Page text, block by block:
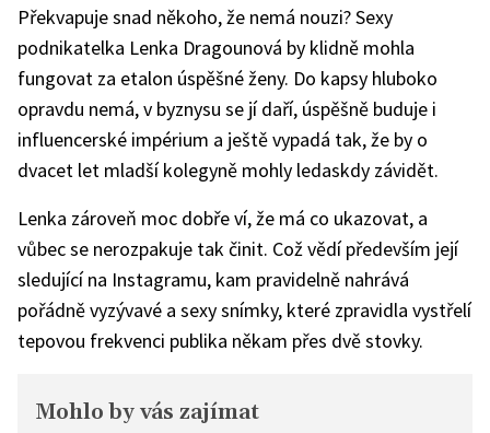
Překvapuje snad někoho, že nemá nouzi? Sexy
podnikatelka Lenka Dragounová by klidně mohla
fungovat za etalon úspěšné ženy. Do kapsy hluboko
opravdu nemá, v byznysu se jí daří, úspěšně buduje i
influencerské impérium a ještě vypadá tak, že by o
dvacet let mladší kolegyně mohly ledaskdy závidět.
Lenka zároveň moc dobře ví, že má co ukazovat, a
vůbec se nerozpakuje tak činit. Což vědí především její
sledující na Instagramu, kam pravidelně nahrává
pořádně vyzývavé a sexy snímky, které zpravidla vystřelí
tepovou frekvenci publika někam přes dvě stovky.
Mohlo by vás zajímat